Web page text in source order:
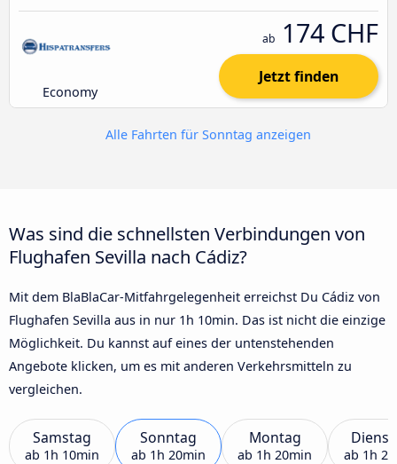
Economy
ab 174 CHF
Jetzt finden
Alle Fahrten für Sonntag anzeigen
Was sind die schnellsten Verbindungen von
Flughafen Sevilla nach Cádiz?
Mit dem BlaBlaCar-Mitfahrgelegenheit erreichst Du Cádiz von
Flughafen Sevilla aus in nur 1h 10min. Das ist nicht die einzige
Möglichkeit. Du kannst auf eines der untenstehenden
Angebote klicken, um es mit anderen Verkehrsmitteln zu
vergleichen.
Samstag
ab 1h 10min
Sonntag
ab 1h 20min
Montag
ab 1h 20min ab 1h